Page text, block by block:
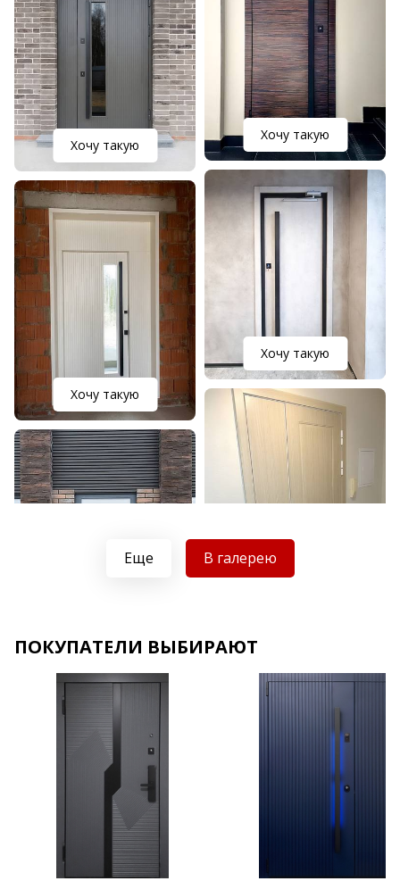
Хочу такую
Хочу такую
Хочу такую
Хочу такую
Хочу такую
Хочу такую
Еще В галерею
ПОКУПАТЕЛИ ВЫБИРАЮТ